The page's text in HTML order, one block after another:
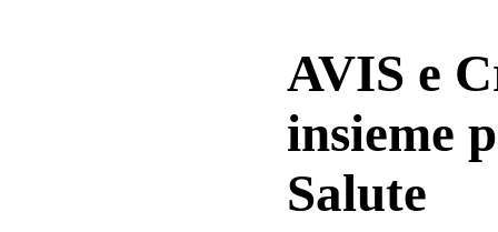
AVIS e
insieme
Salute